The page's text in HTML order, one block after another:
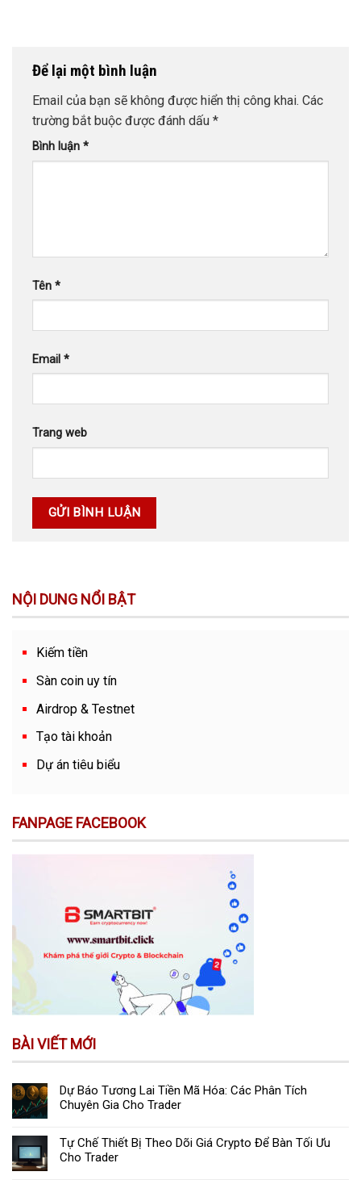
Để lại một bình luận
Email của bạn sẽ không được hiển thị công khai. Các
trường bắt buộc được đánh dấu *
Bình luận *
Tên *
Email *
Trang web
NỘI DUNG NỔI BẬT
Kiếm tiền
Sàn coin uy tín
Airdrop & Testnet
Tạo tài khoản
Dự án tiêu biểu
FANPAGE FACEBOOK
BÀI VIẾT MỚI
Dự Báo Tương Lai Tiền Mã Hóa: Các Phân Tích
Chuyên Gia Cho Trader
Tự Chế Thiết Bị Theo Dõi Giá Crypto Để Bàn Tối Ưu
Cho Trader